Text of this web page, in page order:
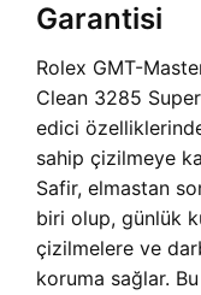
Garantisi
Rolex GMT-
Clean 3285
edici
sahip çizilmeye
Safir, elmastan
biri olup, günlük
çizilmelere ve
koruma sağlar.